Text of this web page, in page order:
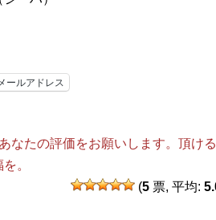
ールアドレス
なたの評価をお願いします。頂け
。
(5 票, 平均: